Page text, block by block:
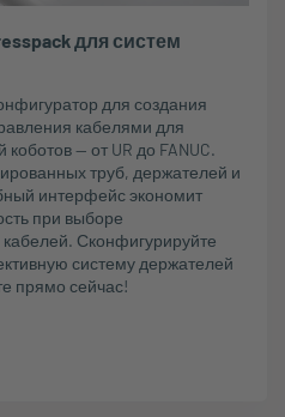
для систем
для создания
кабелями для
— от UR до FANUC.
труб, держателей и
интерфейс экономит
при выборе
Сконфигурируйте
систему держателей
прямо сейчас!